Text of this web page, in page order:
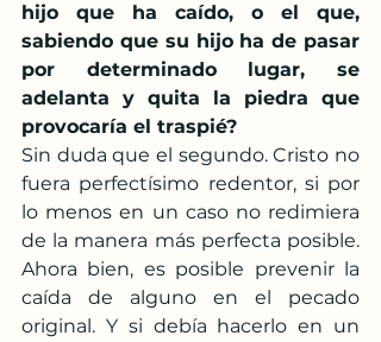
hijo que ha caído, o el que,
sabiendo que su hijo ha de pasar
por determinado lugar, se
adelanta y quita la piedra que
provocaría el traspié?
Sin duda que el segundo. Cristo no
fuera perfectísimo redentor, si por
lo menos en un caso no redimiera
de la manera más perfecta posible.
Ahora bien, es posible prevenir la
caída de alguno en el pecado
original. Y si debía hacerlo en un